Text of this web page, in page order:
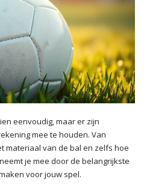
eenvoudig, maar er zijn
mee te houden. Van
materiaal van de bal en zelfs hoe
je mee door de belangrijkste
voor jouw spel.